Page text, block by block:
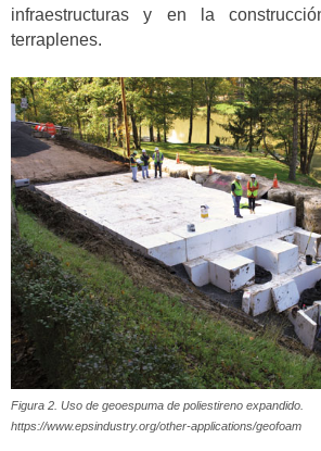
infraestructuras y en la
terraplenes.
Figura 2. Uso de geoespuma de poliestireno expandido.
https://www.epsindustry.org/other-applications/geofoam